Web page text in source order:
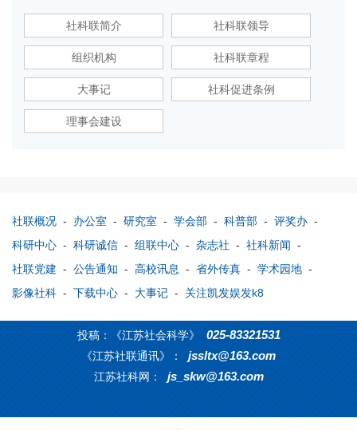
社科联简介 社科联领导
组织机构 社科联章程
大事记 社科促进条例
理事会建设
社联概况 - 办公室 - 研究室 - 学会部 - 科普部 - 评奖办 -
科研中心 - 科研诚信 - 组联中心 - 杂志社 - 社科新闻 -
社联党建 - 公告通知 - 高校讯息 - 省外传真 - 学术园地 -
影像社科 - 下载中心 - 大事记 - 关注凯发娱发k8
投稿：《江苏社会科学》 025-83321531
《江苏社联通讯》： jssltx@163.com
江苏社科网： js_skw@163.com